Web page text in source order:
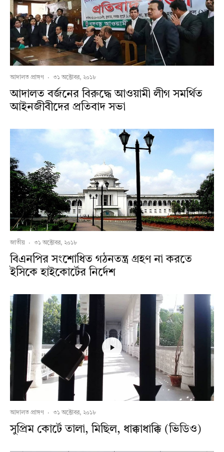
আদালত প্রাঙ্গণ · ৩১ অক্টোবর, ২০১৮
আদালত বর্জনের বিরুদ্ধে আওয়ামী লীগ সমর্থিত
আইনজীবীদের প্রতিবাদ সভা
জাতীয় · ৩১ অক্টোবর, ২০১৮
বিএনপির সংশোধিত গঠনতন্ত্র গ্রহণ না করতে
ইসিকে হাইকোর্টের নির্দেশ
আদালত প্রাঙ্গণ · ৩১ অক্টোবর, ২০১৮
সুপ্রিম কোর্টে তালা, মিছিল, ধাক্কাধাক্কি (ভিডিও)